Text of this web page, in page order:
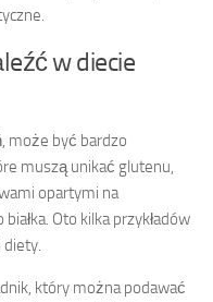
w diecie
może być bardzo
muszą unikać glutenu,
opartymi na
Oto kilka przykładów
który można podawać